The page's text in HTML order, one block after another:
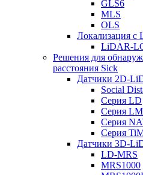
GLS6
MLS
OLS
Локализация с
LiDAR-
Решения для
расстояния Sick
Датчики 2D-
Social
Серия LD
Серия
Серия
Серия
Датчики 3D-
LD-MRS
MRS1000